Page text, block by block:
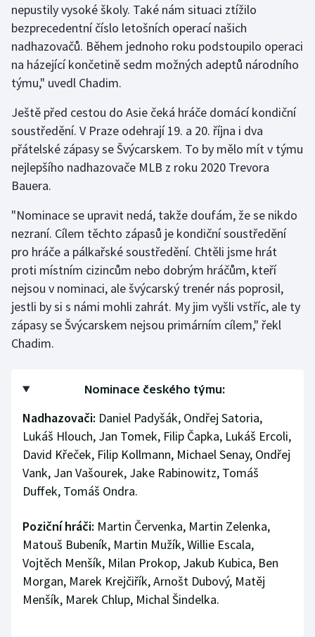
Stolní tenis
Triatlon
Veslování
Vodní slalom
Volejbal
Ostatní
nepustily vysoké školy. Také nám situaci ztížilo
bezprecedentní číslo letošních operací našich
nadhazovačů. Během jednoho roku podstoupilo operaci
na házející končetině sedm možných adeptů národního
týmu," uvedl Chadim.
Ještě před cestou do Asie čeká hráče domácí kondiční
soustředění. V Praze odehrají 19. a 20. října i dva
přátelské zápasy se Švýcarskem. To by mělo mít v týmu
nejlepšího nadhazovače MLB z roku 2020 Trevora
Bauera.
"Nominace se upravit nedá, takže doufám, že se nikdo
nezraní. Cílem těchto zápasů je kondiční soustředění
pro hráče a pálkařské soustředění. Chtěli jsme hrát
proti místním cizincům nebo dobrým hráčům, kteří
nejsou v nominaci, ale švýcarský trenér nás poprosil,
jestli by si s námi mohli zahrát. My jim vyšli vstříc, ale ty
zápasy se Švýcarskem nejsou primárním cílem," řekl
Chadim.
Nominace českého týmu:
Nadhazovači: Daniel Padyšák, Ondřej Satoria,
Lukáš Hlouch, Jan Tomek, Filip Čapka, Lukáš Ercoli,
David Křeček, Filip Kollmann, Michael Senay, Ondřej
Vank, Jan Vašourek, Jake Rabinowitz, Tomáš
Duffek, Tomáš Ondra.
Poziční hráči: Martin Červenka, Martin Zelenka,
Matouš Bubeník, Martin Mužík, Willie Escala,
Vojtěch Menšík, Milan Prokop, Jakub Kubica, Ben
Morgan, Marek Krejčiřík, Arnošt Dubový, Matěj
Menšík, Marek Chlup, Michal Šindelka.